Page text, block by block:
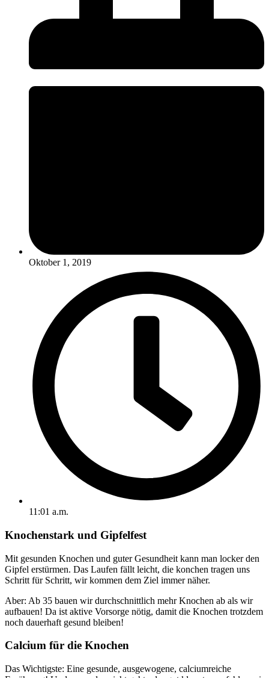
Oktober 1, 2019
11:01 a.m.
Knochenstark und Gipfelfest
Mit gesunden Knochen und guter Gesundheit kann man locker den
Gipfel erstürmen. Das Laufen fällt leicht, die konchen tragen uns
Schritt für Schritt, wir kommen dem Ziel immer näher.
Aber: Ab 35 bauen wir durchschnittlich mehr Knochen ab als wir
aufbauen! Da ist aktive Vorsorge nötig, damit die Knochen trotzdem
noch dauerhaft gesund bleiben!
Calcium für die Knochen
Das Wichtigste: Eine gesunde, ausgewogene, calciumreiche